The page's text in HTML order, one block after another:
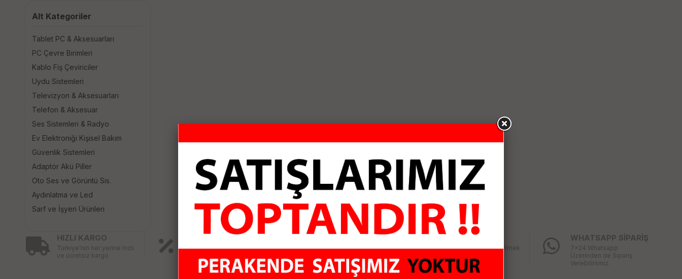
Alt Kategoriler
Tablet PC & Aksesuarları
PC Çevre Birimleri
Kablo Fiş Çeviriciler
Uydu Sistemleri
Televizyon & Aksesuarları
Telefon & Aksesuar
Ses Sistemleri & Radyo
Ev Elektroniği Kişisel Bakım
Güvenlik Sistemleri
Adaptör Akü Piller
Oto Ses ve Görüntü Sis.
Aydınlatma ve Led
Sarf ve İşyeri Ürünleri
HIZLI KARGO
Türkiye’nin her yerine hızlı
ve ücretsiz kargo
KAMPANYALI
ÜRÜNLER
Birbirinden farklı marka ve
ürünler için indirimli fiyatlar
GÜVENLİ ÖDEME
Sİtemiz 128Mbit SSL
korunmaktadır
KOLAY İADE
Aldığınız ürünü iade etmek
olmamıştı
WHATSAPP SİPARİŞ
7x24 Whatsapp
Üzerinden de Sipariş
Verebilirsiniz.